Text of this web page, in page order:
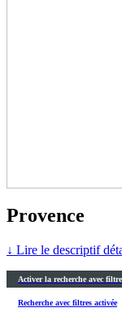
Provence
↓ Lire le descriptif
Activer la recherche avec
Recherche avec filtres activée